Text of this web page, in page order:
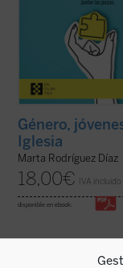
Género,
Iglesia
Marta Rodríguez Díaz
18,00€ IVA incluido
disponible en ebook: